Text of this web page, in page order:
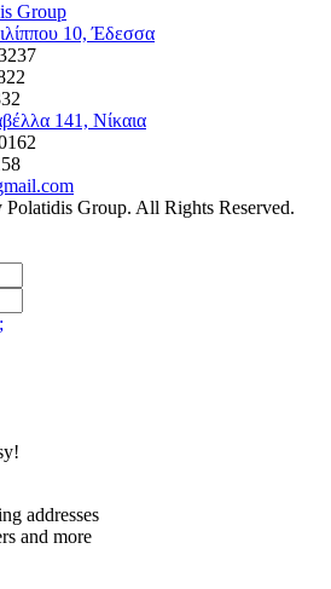
Group
10, Έδεσσα
141, Νίκαια
Group. All Rights Reserved.
addresses
and more